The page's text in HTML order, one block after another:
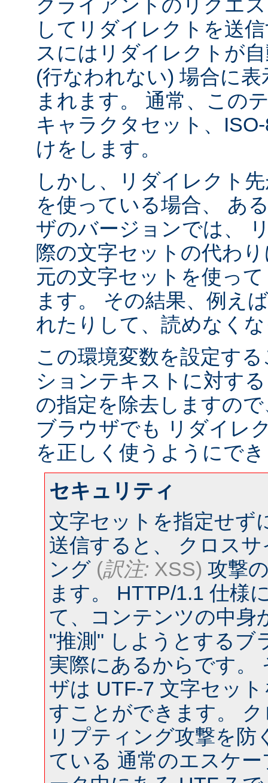
クライアントのリクエ
してリダイレクトを送
スにはリダイレクトが
(行なわれない) 場合に
まれます。 通常、この
キャラクタセット、
けをします。
しかし、リダイレクト
を使っている場合、 あ
ザのバージョンでは、
際の文字セットの代わ
元の文字セットを使っ
ます。 その結果、例え
れたりして、読めなく
この環境変数を設定す
ションテキストに対す
の指定を除去しますの
ブラウザでも リダイレ
を正しく使うようにで
セキュリティ
文字セットを指定せず
送信すると、 クロス
ング (訳注: XSS) 攻撃
ます。 HTTP/1.1 仕様
て、コンテンツの中身
"推測" しようとするブ
実際にあるからです。
ザは UTF-7 文字セッ
すことができます。
リプティング攻撃を防
ている 通常のエスケ